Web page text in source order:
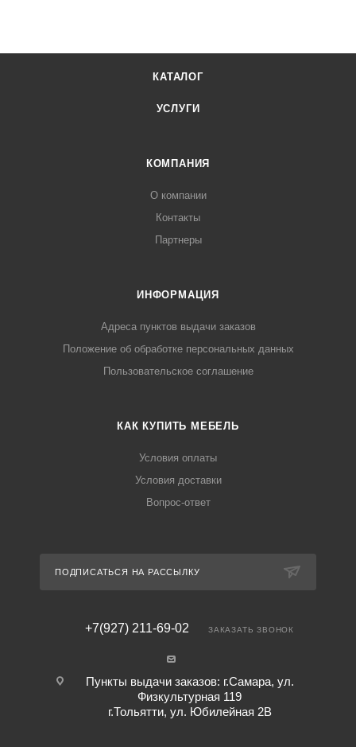
КАТАЛОГ
УСЛУГИ
КОМПАНИЯ
О компании
Контакты
Партнеры
ИНФОРМАЦИЯ
Адреса пунктов выдачи заказов
Положение об обработке персональных данных
Пользовательское соглашение
КАК КУПИТЬ МЕБЕЛЬ
Условия оплаты
Условия доставки
Вопрос-ответ
ПОДПИСАТЬСЯ НА РАССЫЛКУ
+7(927) 211-69-02 ЗАКАЗАТЬ ЗВОНОК
Пункты выдачи заказов: г.Самара, ул.
Физкультурная 119
г.Тольятти, ул. Юбилейная 2В